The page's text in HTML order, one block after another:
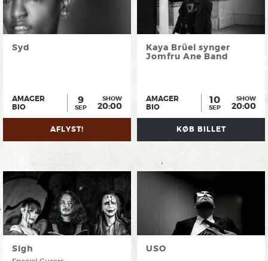
Syd
AMAGER
BIO
9
SEP
SHOW
20:00
AFLYST!
Kaya Brüel synger
Jomfru Ane Band
AMAGER
BIO
10
SEP
SHOW
20:00
KØB BILLET
Sigh USO